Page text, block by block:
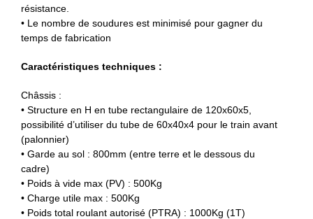
résistance.
• Le nombre de soudures est minimisé pour gagner du
temps de fabrication
Caractéristiques techniques :
Châssis :
• Structure en H en tube rectangulaire de 120x60x5,
possibilité d’utiliser du tube de 60x40x4 pour le train avant
(palonnier)
• Garde au sol : 800mm (entre terre et le dessous du
cadre)
• Poids à vide max (PV) : 500Kg
• Charge utile max : 500Kg
• Poids total roulant autorisé (PTRA) : 1000Kg (1T)